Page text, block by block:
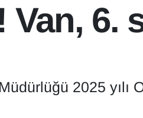
Van, 6.
2025 yılı